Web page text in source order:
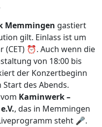
Memmingen gastiert
gilt. Einlass ist um
(CET) ⏰. Auch wenn die
von 18:00 bis
der Konzertbeginn
des Abends.
Kaminwerk –
, das in Memmingen
steht 🎤.